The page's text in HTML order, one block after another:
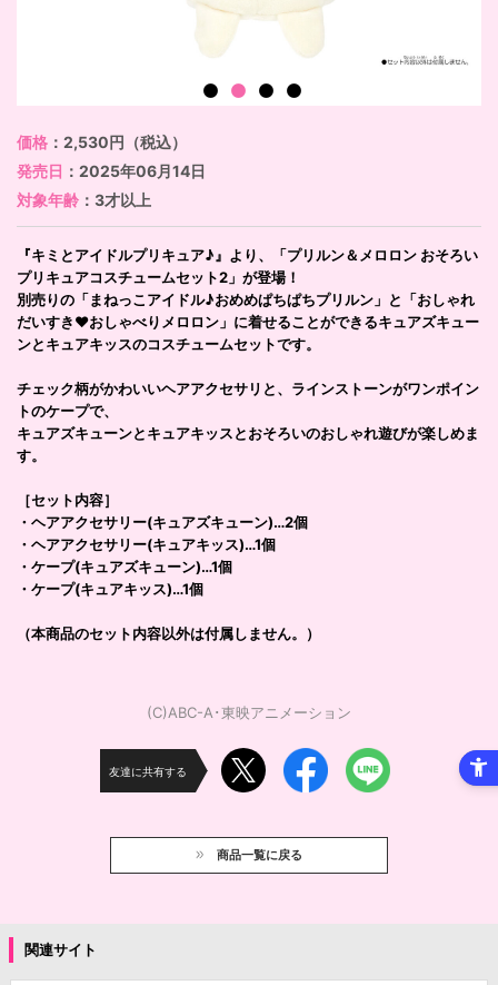
価格 ：2,530円（税込）
発売日 ：2025年06月14日
対象年齢 ：3才以上
『キミとアイドルプリキュア♪』より、「プリルン＆メロロン おそろい
プリキュアコスチュームセット2」が登場！
別売りの「まねっこアイドル♪おめめぱちぱちプリルン」と「おしゃれ
だいすき♥おしゃべりメロロン」に着せることができるキュアズキュー
ンとキュアキッスのコスチュームセットです。
チェック柄がかわいいヘアアクセサリと、ラインストーンがワンポイン
トのケープで、
キュアズキューンとキュアキッスとおそろいのおしゃれ遊びが楽しめま
す。
［セット内容］
・ヘアアクセサリー(キュアズキューン)…2個
・ヘアアクセサリー(キュアキッス)…1個
・ケープ(キュアズキューン)…1個
・ケープ(キュアキッス)…1個
（本商品のセット内容以外は付属しません。）
(C)ABC-A･東映アニメーション
友達に共有する
商品一覧に戻る
関連サイト